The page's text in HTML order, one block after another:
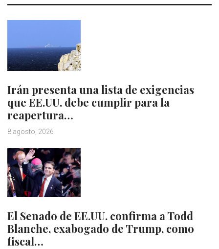
Irán presenta una lista de exigencias
que EE.UU. debe cumplir para la
reapertura…
8 agosto, 2026
El Senado de EE.UU. confirma a Todd
Blanche, exabogado de Trump, como
fiscal…